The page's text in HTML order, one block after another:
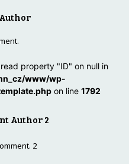
property "ID" on null in
www/wp-
on line 1792
Author 2
2